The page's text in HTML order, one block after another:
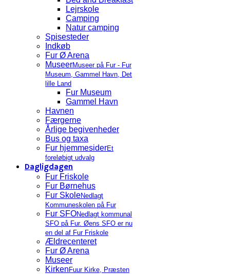
Lejrskole
Camping
Natur camping
Spisesteder
Indkøb
Fur Ø Arena
MuseerMuseer på Fur - Fur
Museum, Gammel Havn, Det
lille Land
Fur Museum
Gammel Havn
Havnen
Færgerne
Årlige begivenheder
Bus og taxa
Fur hjemmesiderEt
foreløbigt udvalg
Dagligdagen
Fur Friskole
Fur Børnehus
Fur SkoleNedlagt
Kommuneskolen på Fur
Fur SFONedlagt kommunal
SFO på Fur. Øens SFO er nu
en del af Fur Friskole
Ældrecenteret
Fur Ø Arena
Museer
Kirken Fuur Kirke, Præsten